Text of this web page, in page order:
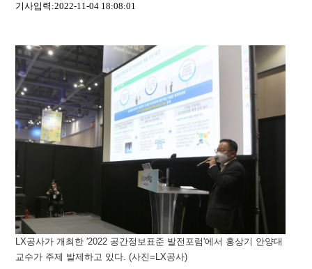
기사입력:2022-11-04 18:08:01
LX공사가 개최한 '2022 공간정보표준 발전포럼'에서 홍상기 안양대
교수가 주제 발제하고 있다. (사진=LX공사)